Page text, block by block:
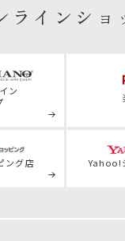
ラインショ
ン
ング店 Yahoo!